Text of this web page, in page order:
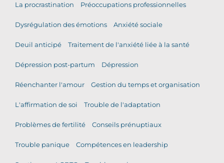
La procrastination Préoccupations professionnelles
Dysrégulation des émotions Anxiété sociale
Deuil anticipé Traitement de l'anxiété liée à la santé
Dépression post-partum Dépression
Réenchanter l'amour Gestion du temps et organisation
L'affirmation de soi Trouble de l'adaptation
Problèmes de fertilité Conseils prénuptiaux
Trouble panique Compétences en leadership